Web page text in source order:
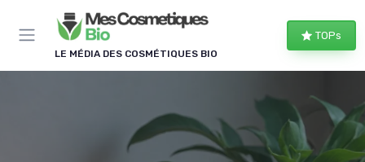
LE MÉDIA DES COSMÉTIQUES BIO
TOPs
Panneau de gestion des cookies